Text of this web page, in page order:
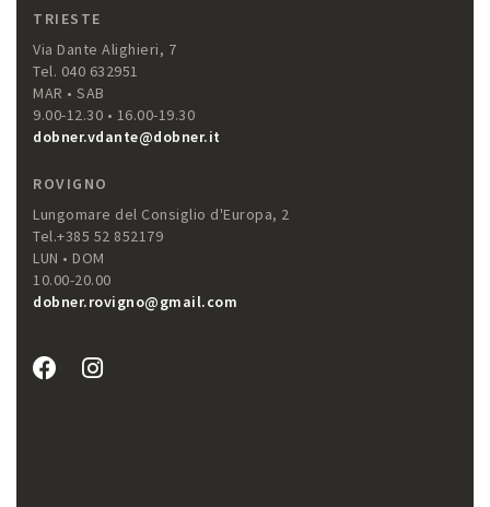
TRIESTE
Via Dante Alighieri, 7
Tel. 040 632951
MAR • SAB
9.00-12.30 • 16.00-19.30
dobner.vdante@dobner.it
ROVIGNO
Lungomare del Consiglio d'Europa, 2
Tel.+385 52 852179
LUN • DOM
10.00-20.00
dobner.rovigno@gmail.com